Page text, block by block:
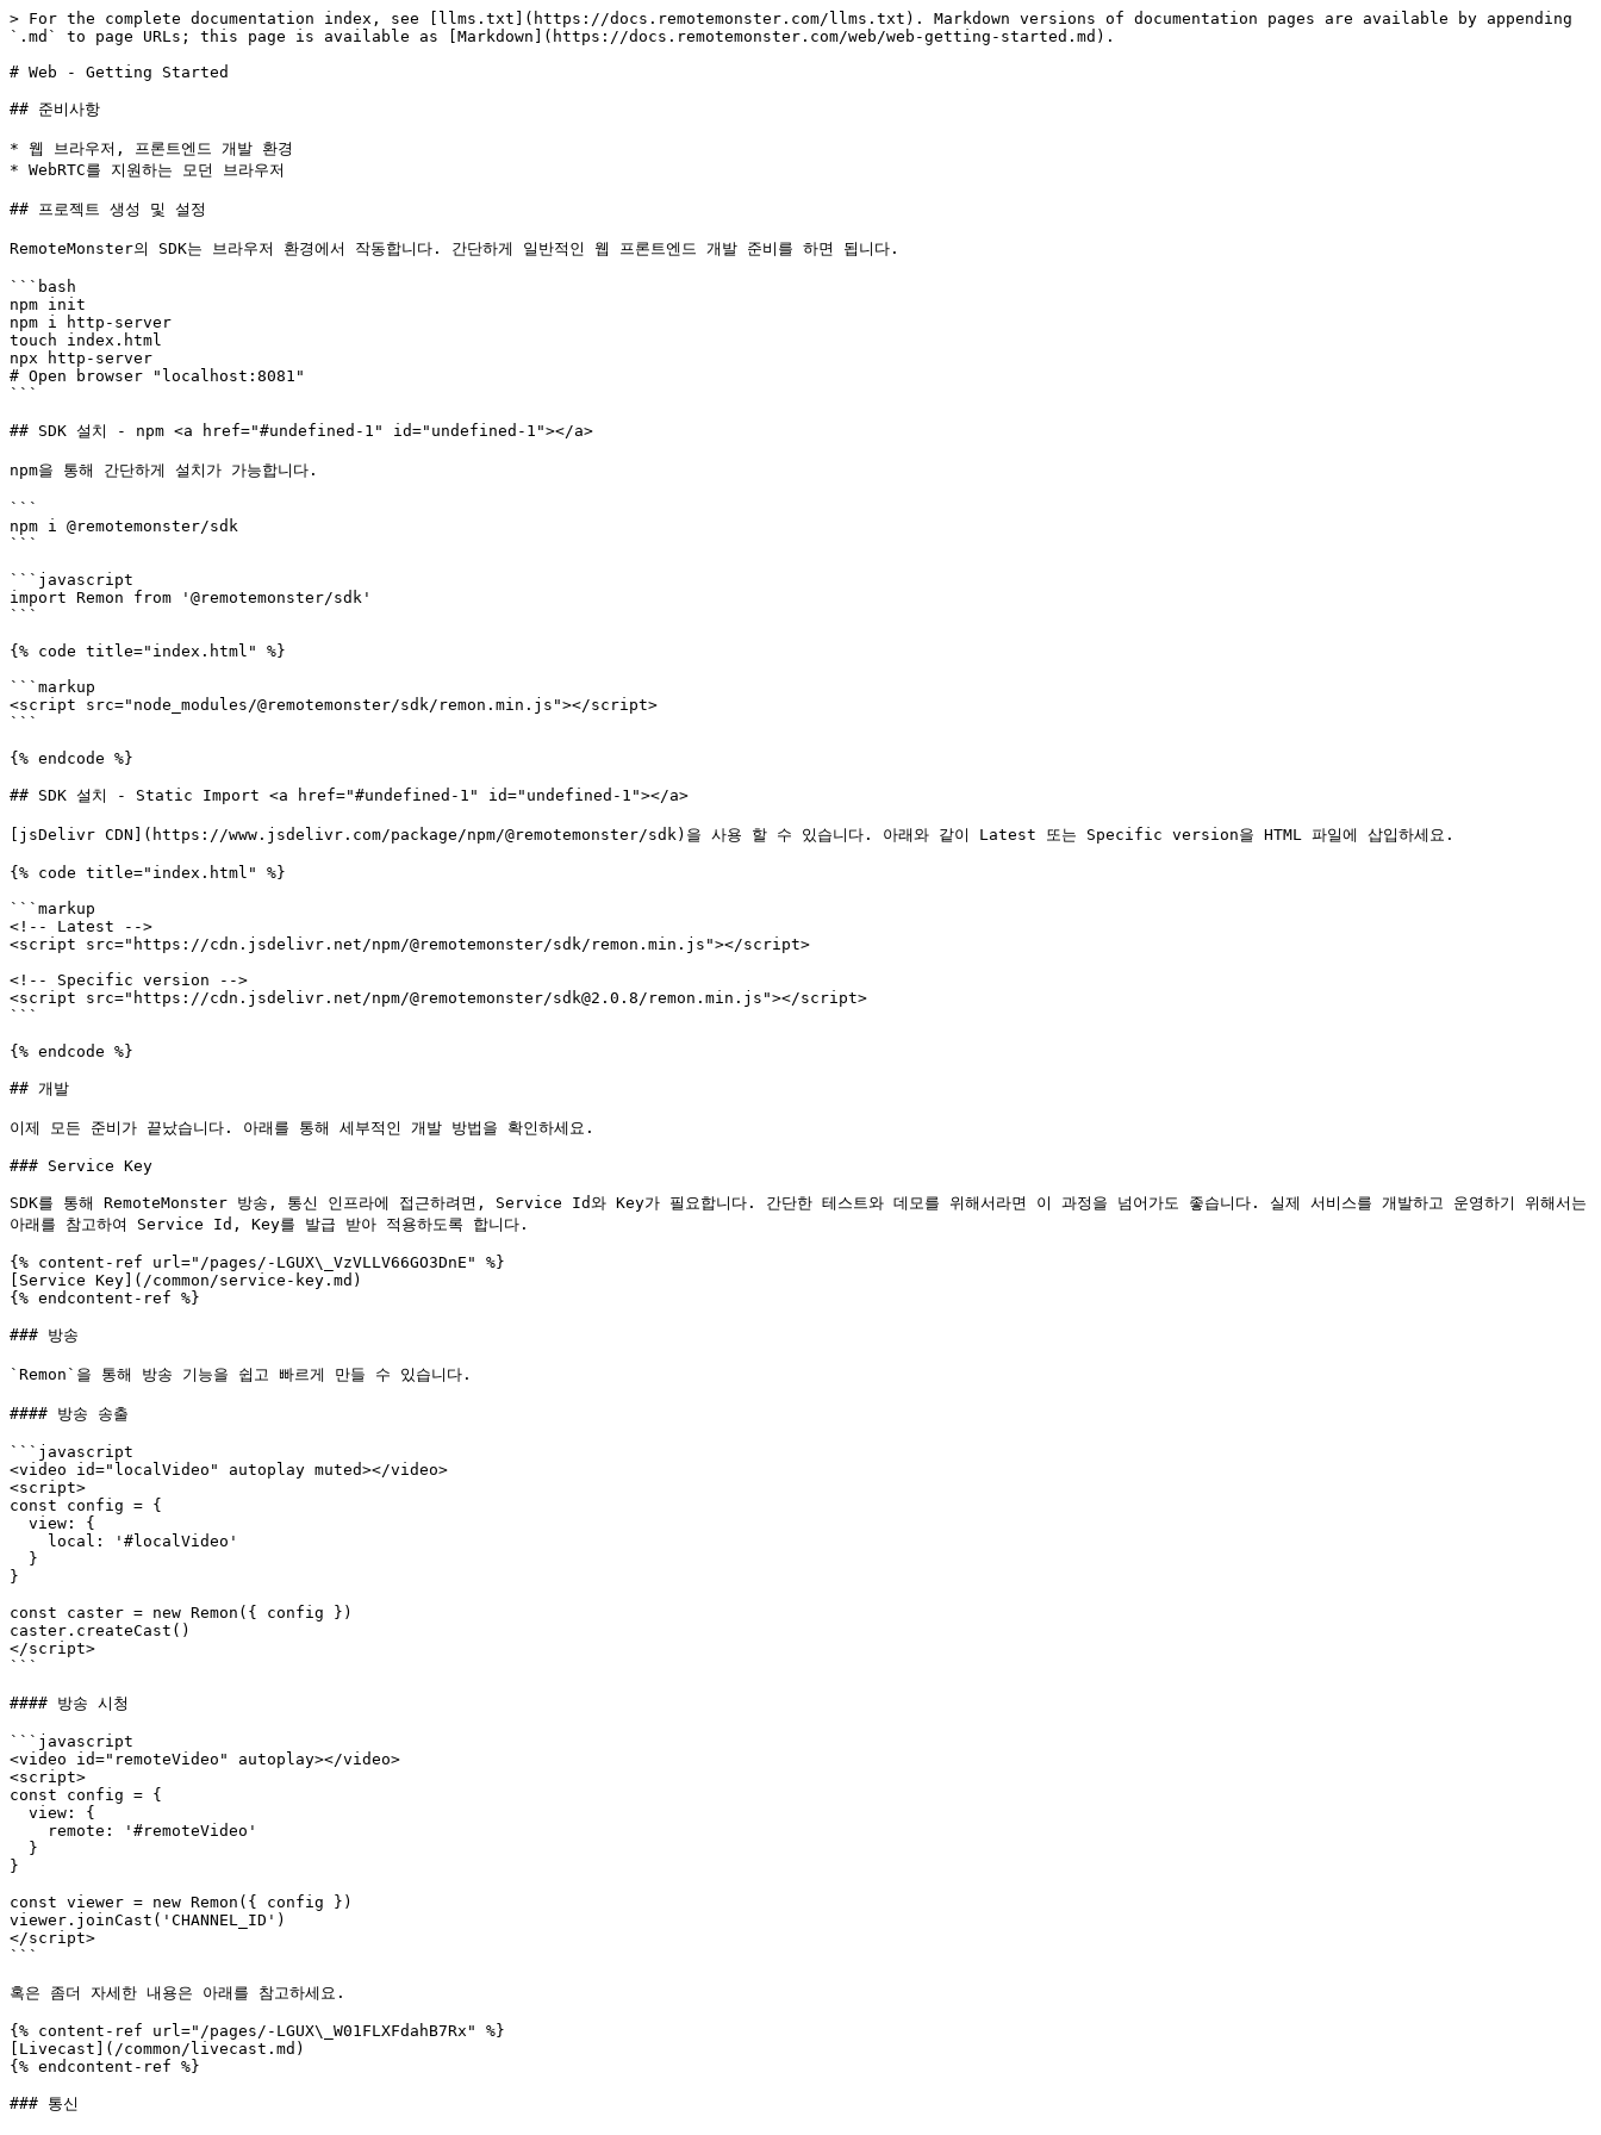
> For the complete documentation index, see [llms.txt](https://docs.remotemonster.com/llms.txt). Markdown versions of documentation pages are available by appending
`.md` to page URLs; this page is available as [Markdown](https://docs.remotemonster.com/web/web-getting-started.md).
# Web - Getting Started
## 준비사항
* 웹 브라우저, 프론트엔드 개발 환경
* WebRTC를 지원하는 모던 브라우저
## 프로젝트 생성 및 설정
RemoteMonster의 SDK는 브라우저 환경에서 작동합니다. 간단하게 일반적인 웹 프론트엔드 개발 준비를 하면 됩니다.
```bash
npm init
npm i http-server
touch index.html
npx http-server
# Open browser "localhost:8081"
```
## SDK 설치 - npm <a href="#undefined-1" id="undefined-1"></a>
npm을 통해 간단하게 설치가 가능합니다.
```
npm i @remotemonster/sdk
```
```javascript
import Remon from '@remotemonster/sdk'
```
{% code title="index.html" %}
```markup
<script src="node_modules/@remotemonster/sdk/remon.min.js"></script>
```
{% endcode %}
## SDK 설치 - Static Import <a href="#undefined-1" id="undefined-1"></a>
[jsDelivr CDN](https://www.jsdelivr.com/package/npm/@remotemonster/sdk)을 사용 할 수 있습니다. 아래와 같이 Latest 또는 Specific version을 HTML 파일에 삽입하세요.
{% code title="index.html" %}
```markup
<!-- Latest -->
<script src="https://cdn.jsdelivr.net/npm/@remotemonster/sdk/remon.min.js"></script>
<!-- Specific version -->
<script src="https://cdn.jsdelivr.net/npm/@remotemonster/sdk@2.0.8/remon.min.js"></script>
```
{% endcode %}
## 개발
이제 모든 준비가 끝났습니다. 아래를 통해 세부적인 개발 방법을 확인하세요.
### Service Key
SDK를 통해 RemoteMonster 방송, 통신 인프라에 접근하려면, Service Id와 Key가 필요합니다. 간단한 테스트와 데모를 위해서라면 이 과정을 넘어가도 좋습니다. 실제 서비스를 개발하고 운영하기 위해서는
아래를 참고하여 Service Id, Key를 발급 받아 적용하도록 합니다.
{% content-ref url="/pages/-LGUX\_VzVLLV66GO3DnE" %}
[Service Key](/common/service-key.md)
{% endcontent-ref %}
### 방송
`Remon`을 통해 방송 기능을 쉽고 빠르게 만들 수 있습니다.
#### 방송 송출
```javascript
<video id="localVideo" autoplay muted></video>
<script>
const config = {
}
const caster = new Remon({ config })
caster.createCast()
</script>
```
#### 방송 시청
```javascript
<video id="remoteVideo" autoplay></video>
<script>
const config = {
}
const viewer = new Remon({ config })
viewer.joinCast('CHANNEL_ID')
</script>
```
혹은 좀더 자세한 내용은 아래를 참고하세요.
{% content-ref url="/pages/-LGUX\_W01FLXFdahB7Rx" %}
[Livecast](/common/livecast.md)
{% endcontent-ref %}
### 통신